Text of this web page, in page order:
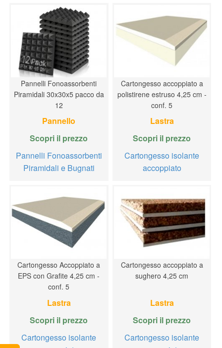
Pannelli Fonoassorbenti
Piramidali 30x30x5 pacco da
12
Pannello
Scopri il prezzo
Pannelli Fonoassorbenti
Piramidali e Bugnati
Cartongesso accoppiato a
polistirene estruso 4,25 cm -
conf. 5
Lastra
Scopri il prezzo
Cartongesso isolante
accoppiato
Cartongesso Accoppiato a
EPS con Grafite 4,25 cm -
conf. 5
Lastra
Scopri il prezzo
Cartongesso isolante
Cartongesso accoppiato a
sughero 4,25 cm
Lastra
Scopri il prezzo
Cartongesso isolante